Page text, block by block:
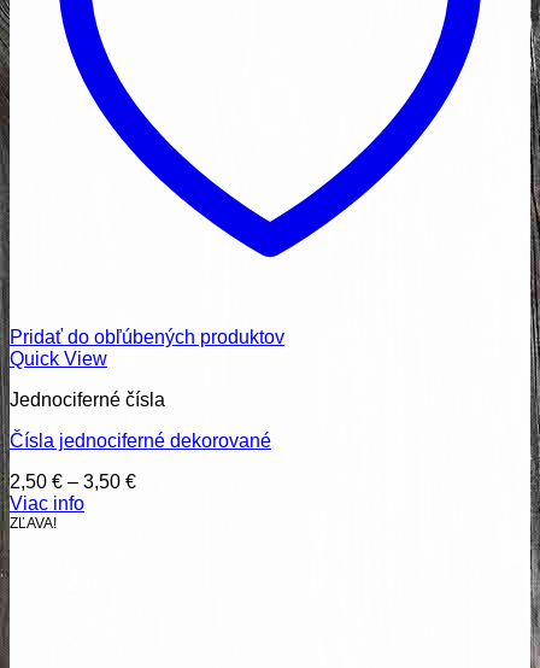
Pridať do obľúbených produktov
Quick View
Jednociferné čísla
Čísla jednociferné dekorované
2,50 € – 3,50 €Price
Viac info
ZĽAVA!